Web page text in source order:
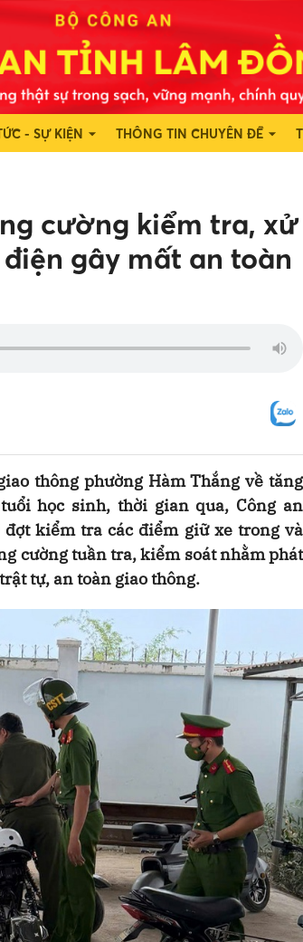
- SỰ KIỆN THÔNG TIN CHUYÊN ĐỀ
cường kiểm tra, xử
gây mất an toàn
thông phường Hàm Thắng về tăng
học sinh, thời gian qua, Công an
kiểm tra các điểm giữ xe trong và
cường tuần tra, kiểm soát nhằm phát
tự, an toàn giao thông.